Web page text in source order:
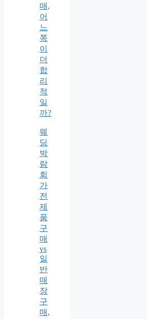
매,
어
느
쪽
이
더
합
리
적
일
까?
웨
딩
박
람
회
가
전
제
품
구
매
vs
일
반
매
장
구
매,